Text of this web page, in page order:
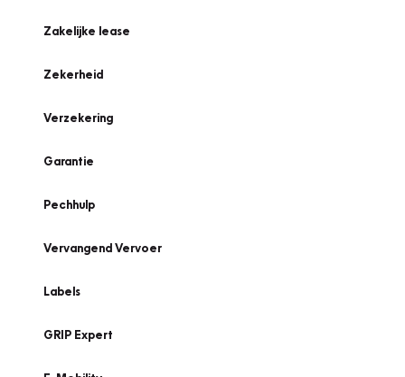
Zakelijke lease
Zekerheid
Verzekering
Garantie
Pechhulp
Vervangend Vervoer
Labels
GRIP Expert